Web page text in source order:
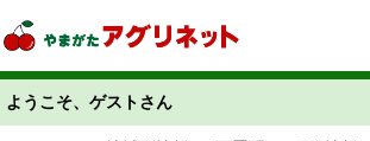
「あぐりん」
ようこそ、ゲストさん